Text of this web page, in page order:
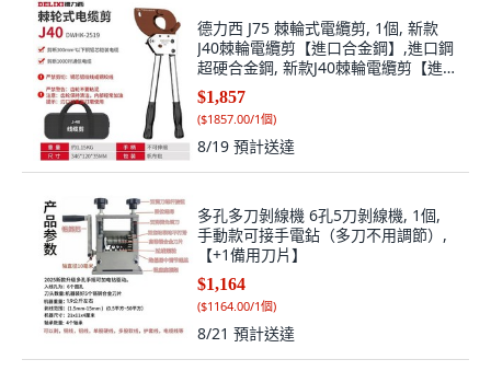
德力西 J75 棘輪式電纜剪, 1個, 新款
J40棘輪電纜剪【進口合金鋼】,進口鋼
超硬合金鋼, 新款J40棘輪電纜剪【進口
$1,857
($1857.00/1個)
8/19 預計送達
多孔多刀剝線機 6孔5刀剝線機, 1個,
手動款可接手電鉆（多刀不用調節）,
【+1備用刀片】
$1,164
($1164.00/1個)
8/21 預計送達